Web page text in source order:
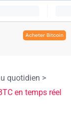
Acheter Bitcoin
quotidien >
en temps réel